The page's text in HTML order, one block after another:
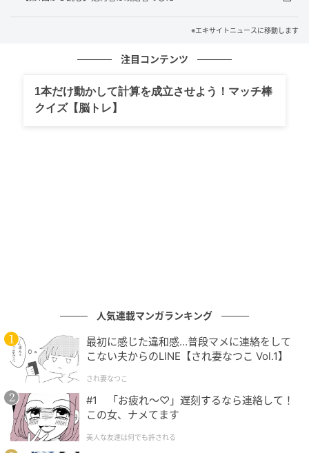
エキサイトニュース
※エキサイトニュースに移動します
注目コンテンツ
1本だけ動かして計算を成立させよう！マッチ棒
クイズ【脳トレ】
人気連載マンガランキング
最初に感じた違和感…普段マメに連絡をして
こない夫からのLINE【され妻なつこ Vol.1】
され妻なつこ
#1 「お疲れ〜♡」遅刻するなら連絡して！
この女、ナメてます
美人な友達は何でも許される